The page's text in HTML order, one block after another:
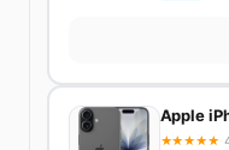
Apple
★★★★★